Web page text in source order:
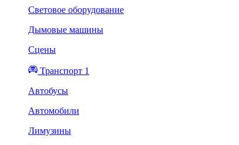
Световое оборудование
Дымовые машины
Сцены
Транспорт 1
Автобусы
Автомобили
Лимузины